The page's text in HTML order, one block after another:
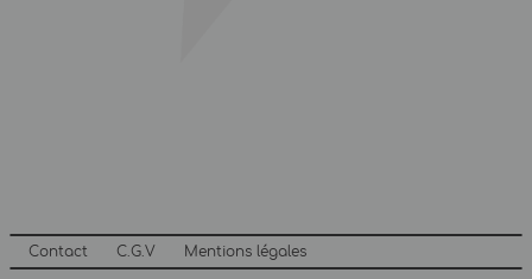
Contact C.G.V Mentions légales